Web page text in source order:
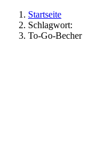
Startseite
Schlagwort:
To-Go-Becher